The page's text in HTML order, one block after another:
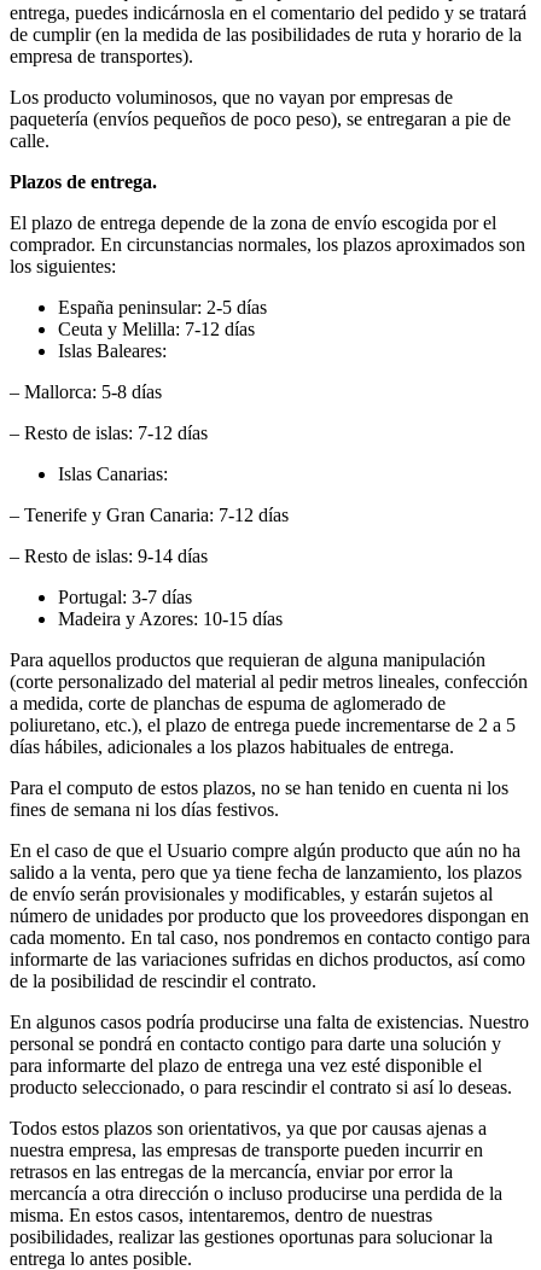
entrega, puedes indicárnosla en el comentario del pedido y se tratará
de cumplir (en la medida de las posibilidades de ruta y horario de la
empresa de transportes).
Los producto voluminosos, que no vayan por empresas de
paquetería (envíos pequeños de poco peso), se entregaran a pie de
calle.
Plazos de entrega.
El plazo de entrega depende de la zona de envío escogida por el
comprador. En circunstancias normales, los plazos aproximados son
los siguientes:
España peninsular: 2-5 días
Ceuta y Melilla: 7-12 días
Islas Baleares:
– Mallorca: 5-8 días
– Resto de islas: 7-12 días
Islas Canarias:
– Tenerife y Gran Canaria: 7-12 días
– Resto de islas: 9-14 días
Portugal: 3-7 días
Madeira y Azores: 10-15 días
Para aquellos productos que requieran de alguna manipulación
(corte personalizado del material al pedir metros lineales, confección
a medida, corte de planchas de espuma de aglomerado de
poliuretano, etc.), el plazo de entrega puede incrementarse de 2 a 5
días hábiles, adicionales a los plazos habituales de entrega.
Para el computo de estos plazos, no se han tenido en cuenta ni los
fines de semana ni los días festivos.
En el caso de que el Usuario compre algún producto que aún no ha
salido a la venta, pero que ya tiene fecha de lanzamiento, los plazos
de envío serán provisionales y modificables, y estarán sujetos al
número de unidades por producto que los proveedores dispongan en
cada momento. En tal caso, nos pondremos en contacto contigo para
informarte de las variaciones sufridas en dichos productos, así como
de la posibilidad de rescindir el contrato.
En algunos casos podría producirse una falta de existencias. Nuestro
personal se pondrá en contacto contigo para darte una solución y
para informarte del plazo de entrega una vez esté disponible el
producto seleccionado, o para rescindir el contrato si así lo deseas.
Todos estos plazos son orientativos, ya que por causas ajenas a
nuestra empresa, las empresas de transporte pueden incurrir en
retrasos en las entregas de la mercancía, enviar por error la
mercancía a otra dirección o incluso producirse una perdida de la
misma. En estos casos, intentaremos, dentro de nuestras
posibilidades, realizar las gestiones oportunas para solucionar la
entrega lo antes posible.